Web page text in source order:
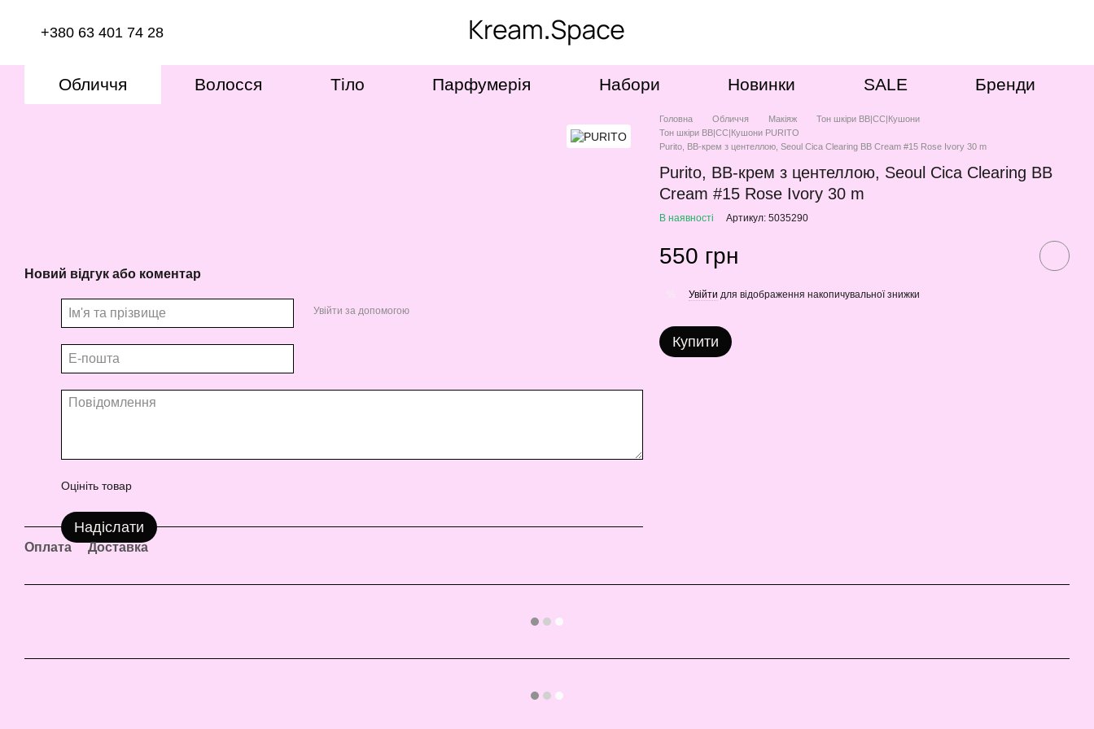
+380 63 401 74 28
Обличчя Волосся Тіло Парфумерія Набори Новинки SALE Бренди
Новий відгук або коментар
Увійти за допомогою
Оцініть товар
Надіслати
Оплата Доставка
Головна Обличчя Макіяж
Тон шкіри ВВ|СС|Кушони
Тон шкіри ВВ|СС|Кушони PURITO
Purito, BB-крем з центеллою, Seoul Cica Clearing BB Cream #15 Rose Ivory 30 m
Purito, BB-крем з центеллою, Seoul Cica Clearing BB
Cream #15 Rose Ivory 30 m
В наявності Артикул: 5035290
550 грн
Увійти для відображення накопичувальної знижки
Купити